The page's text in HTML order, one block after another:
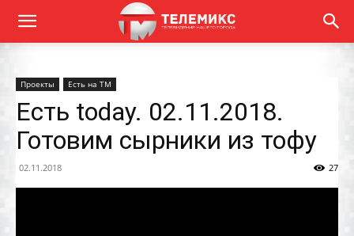
Проекты Есть на ТМ
Есть today. 02.11.2018.
Готовим сырники из тофу
02.11.2018 27